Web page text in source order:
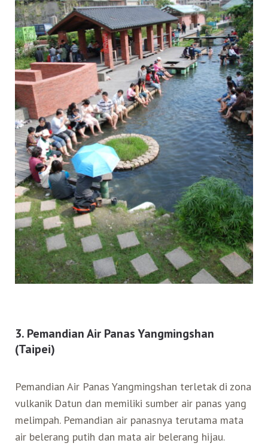
3. Pemandian Air Panas Yangmingshan
(Taipei)
Pemandian Air Panas Yangmingshan terletak di zona
vulkanik Datun dan memiliki sumber air panas yang
melimpah. Pemandian air panasnya terutama mata
air belerang putih dan mata air belerang hijau.